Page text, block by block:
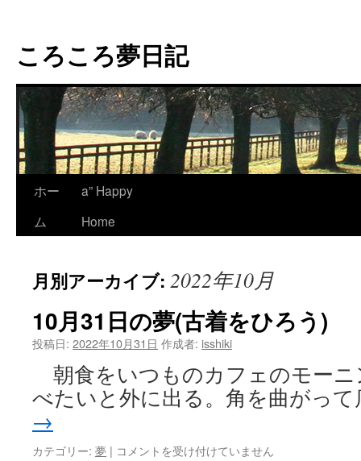
テ
ン
へ
ス
キ
ッ
プ
ころころ夢日記
ホー
ム
a” Happy
Home
月別アーカイブ: 2022年10月
10月31日の夢(古着をひろう)
投稿日: 2022年10月31日 作成者: isshiki
朝食をいつものカフェのモー
べたいと外に出る。角を曲がっ
→
カテゴリー: 夢 | 10
コメントを受け付けていません